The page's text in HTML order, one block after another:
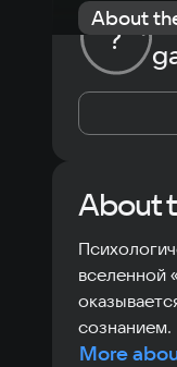
About
?
About
вселенной
сознанием.
More